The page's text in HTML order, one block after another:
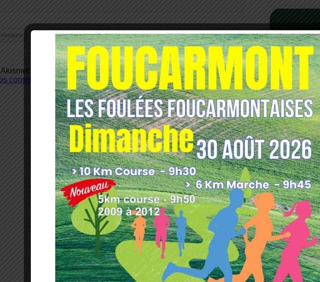
pour réduire les indésirables.En savoir plus sur comment les
commentaires sont utilisées .